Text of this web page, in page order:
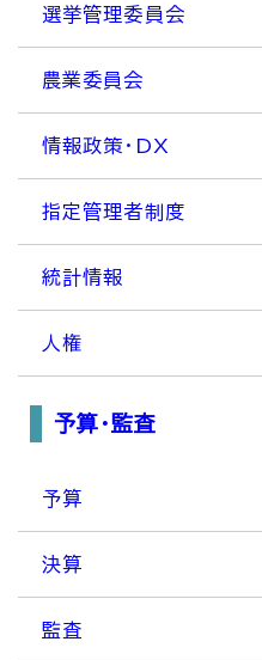
選挙管理委員会
農業委員会
情報政策・DX
指定管理者制度
統計情報
人権
予算・監査
予算
決算
監査